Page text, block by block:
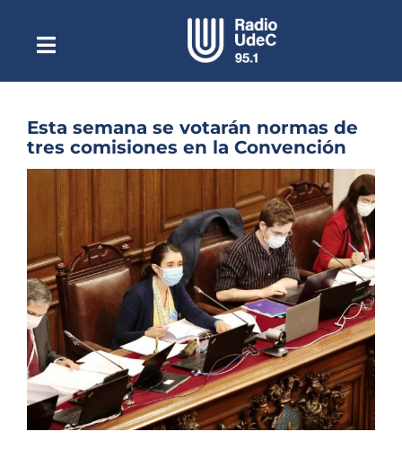
contenidoToggle
NavigationEscuchar Radio UdeC en vivo
Quiénes Somos
Programación
Podcast
Noticias
Reportajes
Columnas
Música Clásica
Especiales
Archivo Sonoro
Esta semana se votarán normas de
tres comisiones en la Convención
grande